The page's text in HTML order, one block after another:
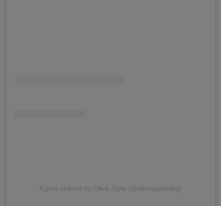
A post shared by Oliva Style (@olivastyleblog)